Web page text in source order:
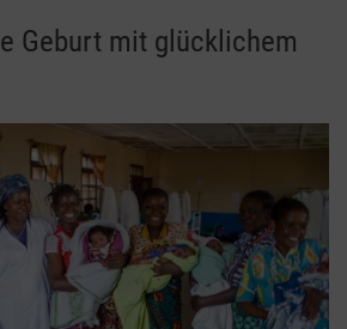
Geburt mit glücklichem